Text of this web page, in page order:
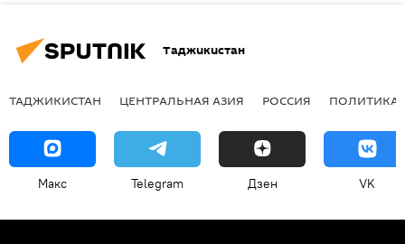
Таджикистан
ТАДЖИКИСТАН ЦЕНТРАЛЬНАЯ АЗИЯ РОССИЯ ПОЛИТИКА
Макс Telegram Дзен VK